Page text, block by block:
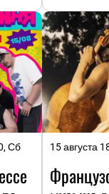
Сб 15 августа